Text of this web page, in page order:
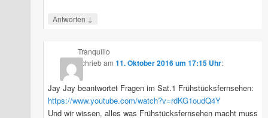
Antworten ↓
Tranquillo
schriebam 11. Oktober 2016 um 17:15 Uhr:
Jay Jay beantwortet Fragen im Sat.1 Frühstücksfernsehen:
https://www.youtube.com/watch?v=rdKG1oudQ4Y
Und wir wissen, alles was Frühstücksfernsehen macht muss